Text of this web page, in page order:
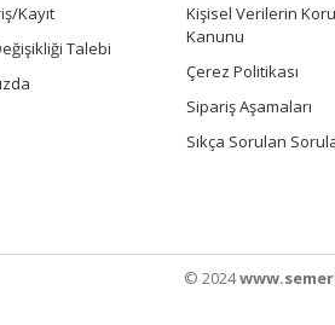
Kayıt
Talebi
Kişisel Verilerin
Kanunu
Çerez Politikası
Sipariş Aşamaları
Sıkça Sorulan
© 2024